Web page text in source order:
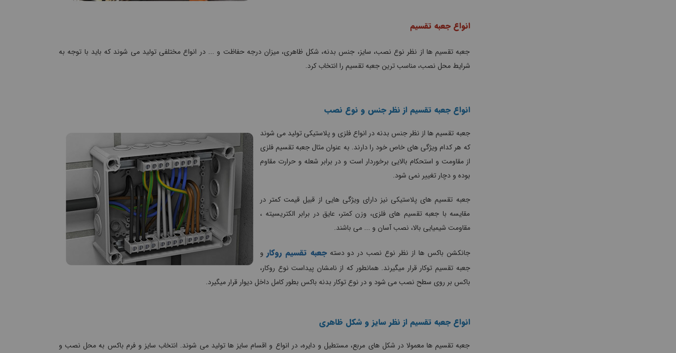
انواع جعبه تقسیم
جعبه تقسیم ها از نظر نوع نصب، سایز، جنس بدنه، شکل ظاهری، میزان درجه حفاظت و ... در انواع مختلفی تولید می شوند که باید با توجه به
شرایط محل نصب، مناسب ترین جعبه تقسیم را انتخاب کرد.
انواع جعبه تقسیم از نظر جنس و نوع نصب
جعبه تقسیم ها از نظر جنس بدنه در انواع فلزی و پلاستیکی تولید می شوند
که هر کدام ویژگی های خاص خود را دارند. به عنوان مثال جعبه تقسیم فلزی
از مقاومت و استحکام بالایی برخوردار است و در برابر شعله و حرارت مقاوم
بوده و دچار تغییر نمی شود.
جعبه تقسیم های پلاستیکی نیز دارای ویژگی هایی از قبیل قیمت کمتر در
مقایسه با جعبه تقسیم های فلزی، وزن کمتر، عایق در برابر الکتریسیته ،
مقاومت شیمیایی بالا، نصب آسان و ... می باشند.
جانکشن باکس ها از نظر نوع نصب در دو دستهجعبه تقسیم روکار و
جعبه تقسیم توکار قرار میگیرند. همانطور که از نامشان پیداست نوع روکار،
باکس بر روی سطح نصب می شود و در نوع توکار بدنه باکس بطور کامل داخل دیوار قرار میگیرد.
انواع جعبه تقسیم از نظر سایز و شکل ظاهری
جعبه تقسیم ها معمولا در شکل های مربع، مستطیل و دایره، در انواع و اقسام سایز ها تولید می شوند. انتخاب سایز و فرم باکس به محل نصب و